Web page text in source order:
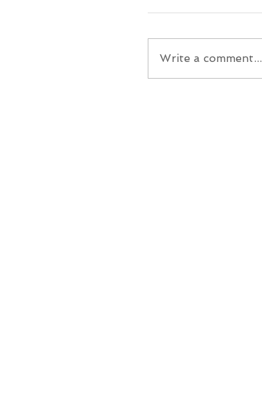
Write a comment...